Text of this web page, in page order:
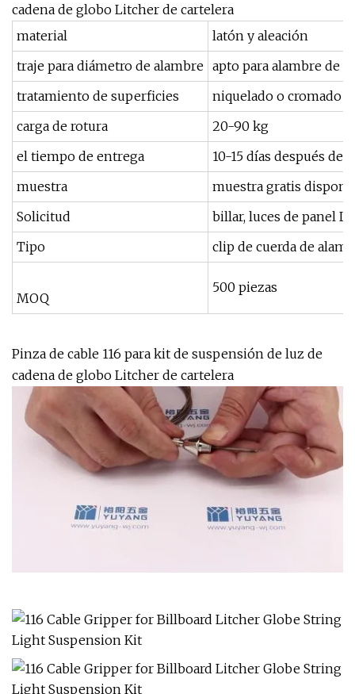
cadena de globo Litcher de cartelera
material
latón y aleación
traje para diámetro de alambre apto para alambre de
tratamiento de superficies
niquelado o cromado
carga de rotura
20-90 kg
el tiempo de entrega
10-15 días después
muestra
muestra gratis
Solicitud
billar, luces de panel
Tipo
clip de cuerda de
MOQ
500 piezas
Pinza de cable 116 para kit de suspensión de luz de
cadena de globo Litcher de cartelera